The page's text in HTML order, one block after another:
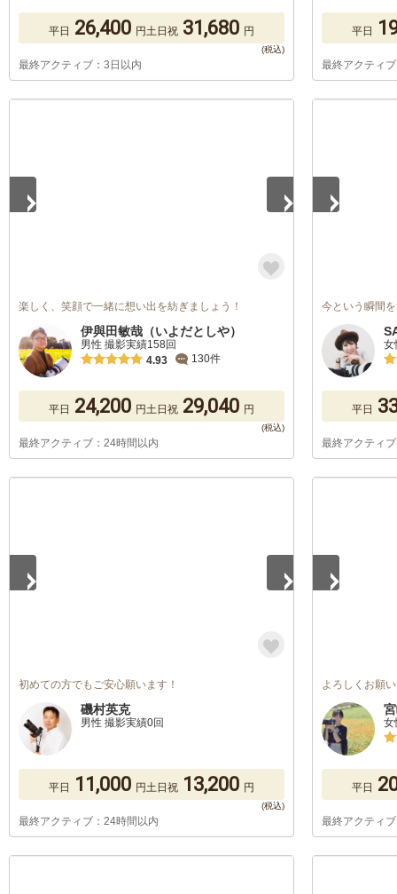
平日 26,400 円土日祝 31,680 円
最終アクティブ：3日以内
平日
最終アクティ
楽しく、笑顔で一緒に想い出を紡ぎましょう！
伊與田敏哉（いよだとしや）
男性 撮影実績158回
4.93
130件
平日 24,200 円土日祝 29,040 円
最終アクティブ：24時間以内
今という瞬間
女
平日
最終アクティ
初めての方でもご安心願います！
磯村英克
男性 撮影実績0回
平日 11,000 円土日祝 13,200 円
最終アクティブ：24時間以内
よろしくお願
女
平日
最終アクティ